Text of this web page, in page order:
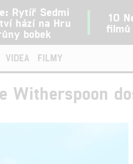
Rytíř Sedmi
hází na Hru
bobek
10
filmů
VIDEA FILMY
Witherspoon